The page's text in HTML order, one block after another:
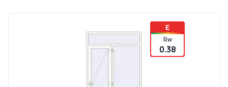
E
Rw
0.38